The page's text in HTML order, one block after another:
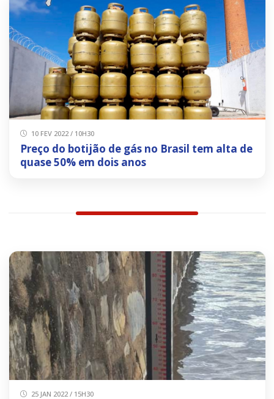
10 FEV 2022 / 10H30
Preço do botijão de gás no Brasil tem alta de
quase 50% em dois anos
25 JAN 2022 / 15H30